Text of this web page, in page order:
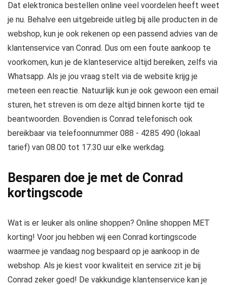
Dat elektronica bestellen online veel voordelen heeft weet
je nu. Behalve een uitgebreide uitleg bij alle producten in de
webshop, kun je ook rekenen op een passend advies van de
klantenservice van Conrad. Dus om een foute aankoop te
voorkomen, kun je de klanteservice altijd bereiken, zelfs via
Whatsapp. Als je jou vraag stelt via de website krijg je
meteen een reactie. Natuurlijk kun je ook gewoon een email
sturen, het streven is om deze altijd binnen korte tijd te
beantwoorden. Bovendien is Conrad telefonisch ook
bereikbaar via telefoonnummer 088 - 4285 490 (lokaal
tarief) van 08.00 tot 17.30 uur elke werkdag.
Besparen doe je met de Conrad
kortingscode
Wat is er leuker als online shoppen? Online shoppen MET
korting! Voor jou hebben wij een Conrad kortingscode
waarmee je vandaag nog bespaard op je aankoop in de
webshop. Als je kiest voor kwaliteit en service zit je bij
Conrad zeker goed! De vakkundige klantenservice kan je